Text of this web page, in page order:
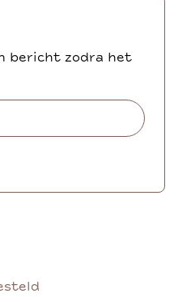
bericht zodra het